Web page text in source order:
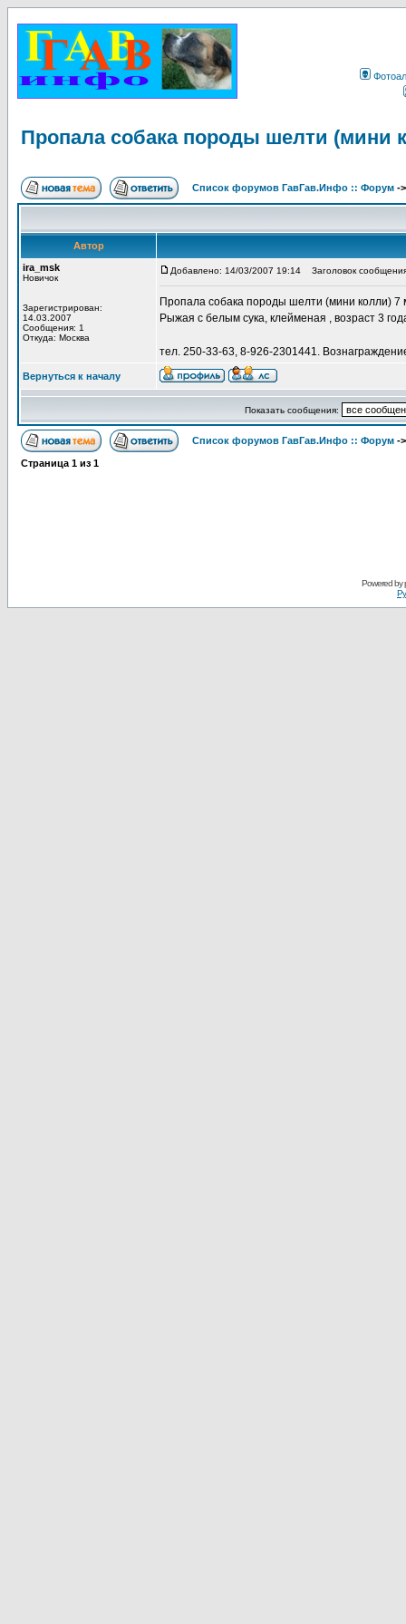
Пропала собака породы шелти (мини
Список форумов ГавГав.Инфо :: Форум -
Автор
ira_msk
Новичок
Зарегистрирован:
14.03.2007
Сообщения: 1
Откуда: Москва
Добавлено: 14/03/2007 19:14 Заголовок
Пропала собака породы шелти (мини колли) 7
Рыжая с белым сука, клейменая , возраст 3
тел. 250-33-63, 8-926-2301441.
Вернуться к началу
Показать сообщения:
Список форумов ГавГав.Инфо :: Форум -
Страница 1 из 1
Powered by